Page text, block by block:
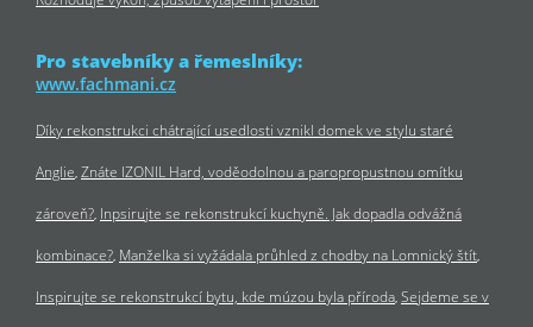
Pro stavebníky a řemeslníky:
www.fachmani.cz
Díky rekonstrukci chátrající usedlosti vznikl domek ve stylu staré
Anglie Znáte IZONIL Hard, voděodolnou a paropropustnou omítku
zároveň? Inpsirujte se rekonstrukcí kuchyně. Jak dopadla odvážná
kombinace? Manželka si vyžádala průhled z chodby na Lomnický štít
Inspirujte se rekonstrukcí bytu, kde múzou byla příroda Sejdeme se v